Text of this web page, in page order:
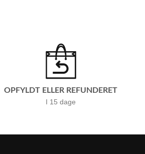
OPFYLDT ELLER REFUNDERET
I 15 dage